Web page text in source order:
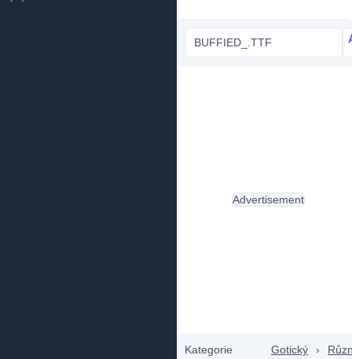
BUFFIED_.TTF
Kategorie Gotický ›
Advertisement